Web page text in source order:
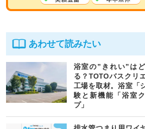
あわせて読みたい
浴室の”きれい”は
る？TOTOバスクリ
工場を取材。浴室「
験と新機能「浴室
プ」